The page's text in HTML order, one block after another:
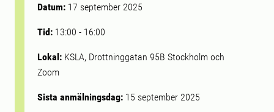
Datum: 17 september 2025
Tid: 13:00 - 16:00
Lokal: KSLA, Drottninggatan 95B Stockholm och
Zoom
Sista anmälningsdag: 15 september 2025